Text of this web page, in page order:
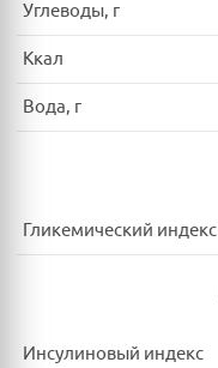
Углеводы, г
Ккал
Вода, г
Гликемический индекс
Инсулиновый индекс